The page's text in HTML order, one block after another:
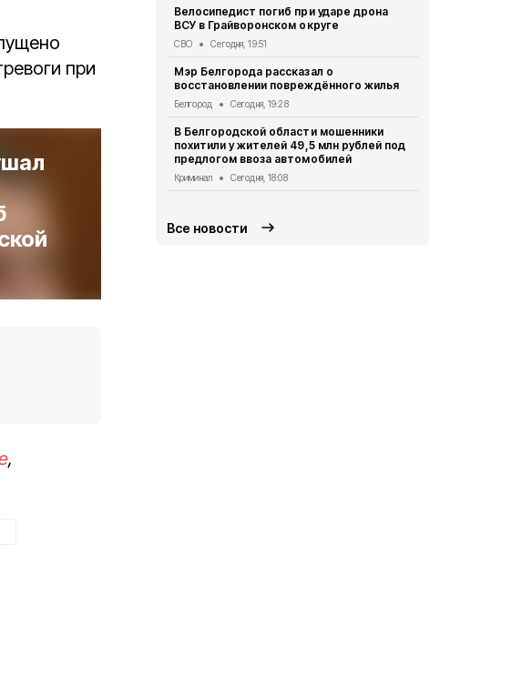
при
,
Велосипедист погиб при ударе дрона
ВСУ в Грайворонском округе
СВО Сегодня, 19:51
Мэр Белгорода рассказал о
восстановлении повреждённого жилья
Белгород Сегодня, 19:28
В Белгородской области мошенники
похитили у жителей 49,5 млн рублей под
предлогом ввоза автомобилей
Криминал Сегодня, 18:08
Все новости